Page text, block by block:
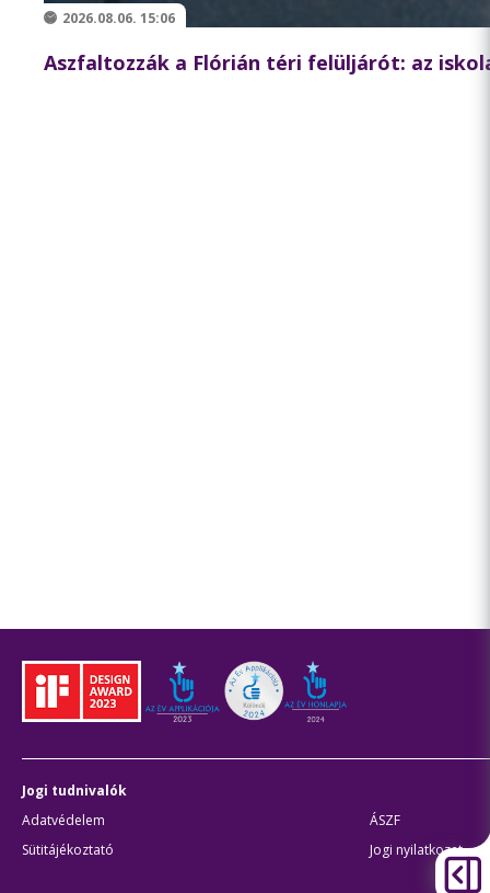
2026.08.06. 15:06
Aszfaltozzák a Flórián téri felüljárót: az
Jogi tudnivalók
Adatvédelem
ÁSZF
Sütitájékoztató
Jogi nyilatkozat